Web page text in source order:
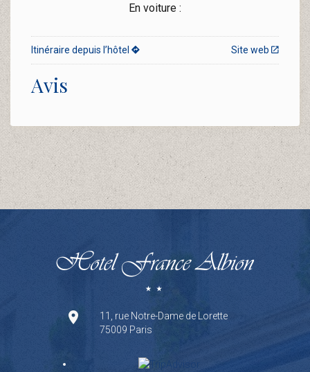
En voiture :
Site web
Itinéraire depuis l’hôtel
Avis
11, rue Notre-Dame de Lorette
75009 Paris